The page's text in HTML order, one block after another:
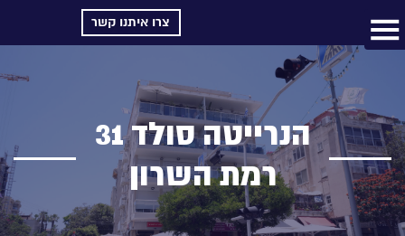
צרו איתנו קשר
הנרייטה סולד 31
רמת השרון